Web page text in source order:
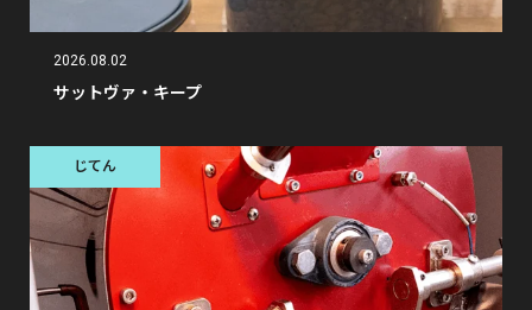
2026.08.02
サットヴァ・キープ
じてん